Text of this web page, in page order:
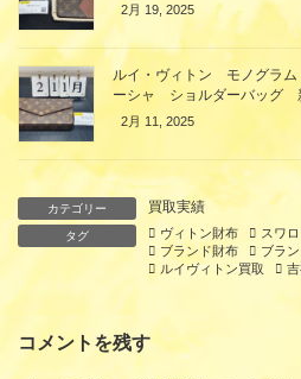
2月 19, 2025
ルイ・ヴィトン モノグラ
ーシャ ショルダーバッグ
2月 11, 2025
カテゴリー 買取実績
タグ ヴィトン財布 スワ
ブランド財布
ブラ
ルイヴィトン買取
コメントを残す